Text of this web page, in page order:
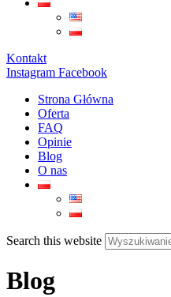
Kontakt
Instagram Facebook
Strona Główna
Oferta
FAQ
Opinie
Blog
O nas
Search this website
Blog